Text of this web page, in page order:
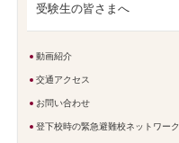
受験生の皆さまへ
動画紹介
交通アクセス
お問い合わせ
登下校時の緊急避難校ネットワーク